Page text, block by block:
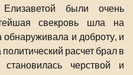
были очень
свекровь шла на
обнаруживала и доброту, и
расчет брал в
черствой и